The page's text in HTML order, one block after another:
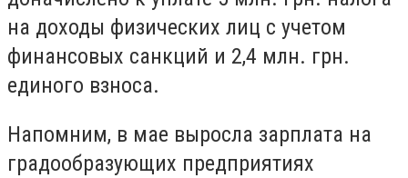
на доходы физических лиц с учетом
финансовых санкций и 2,4 млн. грн.
единого взноса.
Напомним, в мае выросла зарплата на
градообразующих предприятиях